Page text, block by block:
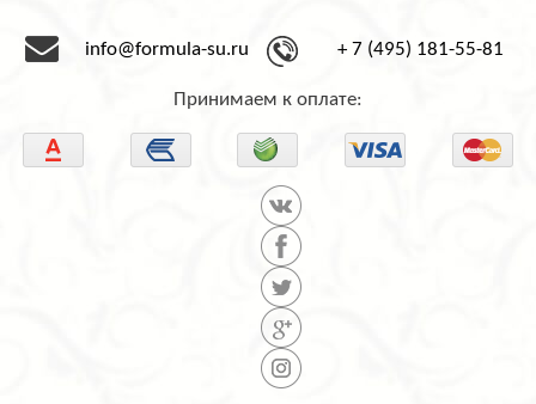
info@formula-su.ru + 7 (495) 181-55-81
Принимаем к оплате: